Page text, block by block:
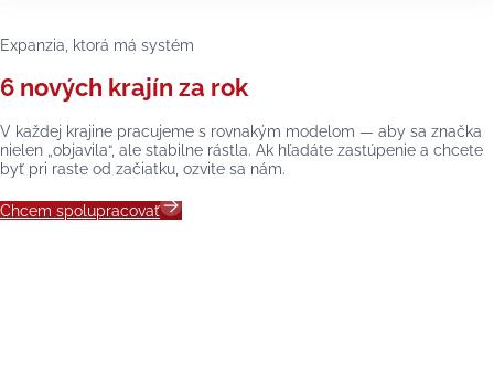
Expanzia, ktorá má systém
6 nových krajín za rok
V každej krajine pracujeme s rovnakým modelom — aby sa značka
nielen „objavila“, ale stabilne rástla. Ak hľadáte zastúpenie a chcete
byť pri raste od začiatku, ozvite sa nám.
Chcem spolupracovať